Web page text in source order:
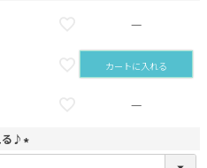
—
カートに入れる
—
る♪
(